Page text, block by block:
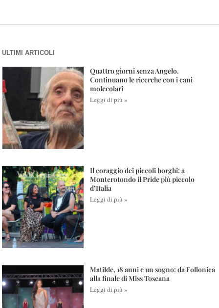
ULTIMI ARTICOLI
Quattro giorni senza Angelo.
Continuano le ricerche con i cani
molecolari
Leggi di più »
Il coraggio dei piccoli borghi: a
Monterotondo il Pride più piccolo
d’Italia
Leggi di più »
Matilde, 18 anni e un sogno: da Follonica
alla finale di Miss Toscana
Leggi di più »